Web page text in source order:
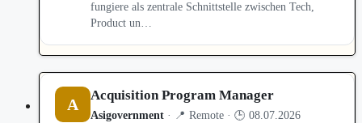
fungiere als zentrale Schnittstelle zwischen Tech,
Product un…
A Acquisition Program Manager
Asigovernment · 📍 Remote · 🕒 08.07.2026